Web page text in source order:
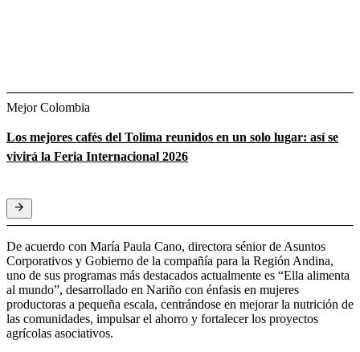
Mejor Colombia
Los mejores cafés del Tolima reunidos en un solo lugar: así se
vivirá la Feria Internacional 2026
De acuerdo con María Paula Cano, directora sénior de Asuntos
Corporativos y Gobierno de la compañía para la Región Andina,
uno de sus programas más destacados actualmente es “Ella alimenta
al mundo”, desarrollado en Nariño con énfasis en mujeres
productoras a pequeña escala, centrándose en mejorar la nutrición de
las comunidades, impulsar el ahorro y fortalecer los proyectos
agrícolas asociativos.